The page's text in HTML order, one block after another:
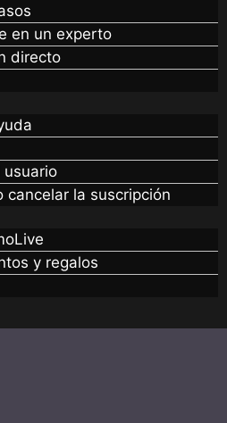
en un experto
directo
usuario
cancelar la suscripción
y regalos